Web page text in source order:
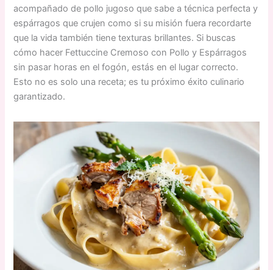
acompañado de pollo jugoso que sabe a técnica perfecta y
espárragos que crujen como si su misión fuera recordarte
que la vida también tiene texturas brillantes. Si buscas
cómo hacer Fettuccine Cremoso con Pollo y Espárragos
sin pasar horas en el fogón, estás en el lugar correcto.
Esto no es solo una receta; es tu próximo éxito culinario
garantizado.